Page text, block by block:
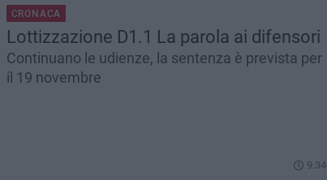
CRONACA
Lottizzazione D1.1 La parola ai difensori
Continuano le udienze, la sentenza è prevista per
il 19 novembre
9.34